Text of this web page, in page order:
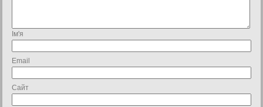
Ім'я
Email
Сайт